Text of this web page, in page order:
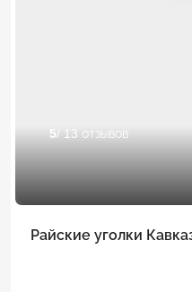
5/ 13 отзывов